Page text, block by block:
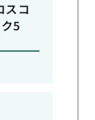
スコ
5